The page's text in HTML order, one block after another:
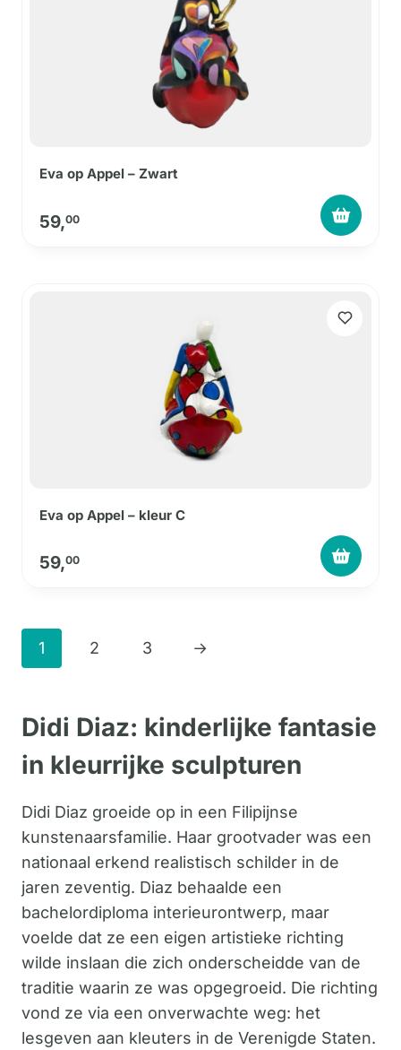
Eva op Appel – Zwart
59,00
Eva op Appel – kleur C
59,00
1 2 3 →
Didi Diaz: kinderlijke fantasie
in kleurrijke sculpturen
Didi Diaz groeide op in een Filipijnse
kunstenaarsfamilie. Haar grootvader was een
nationaal erkend realistisch schilder in de
jaren zeventig. Diaz behaalde een
bachelordiploma interieurontwerp, maar
voelde dat ze een eigen artistieke richting
wilde inslaan die zich onderscheidde van de
traditie waarin ze was opgegroeid. Die richting
vond ze via een onverwachte weg: het
lesgeven aan kleuters in de Verenigde Staten.